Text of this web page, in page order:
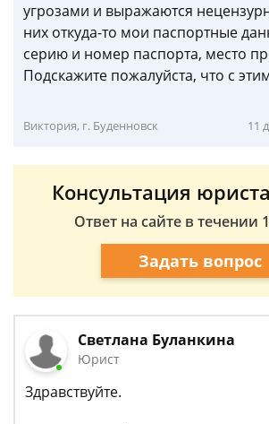
угрозами и выражаются
них откуда-то мои паспортные
серию и номер паспорта, место
Подскажите пожалуйста, что с
Виктория, г. Буденновск 11
Консультация
Ответ на сайте в течении
Задать вопрос
Светлана Буланкина
Юрист
Здравствуйте.